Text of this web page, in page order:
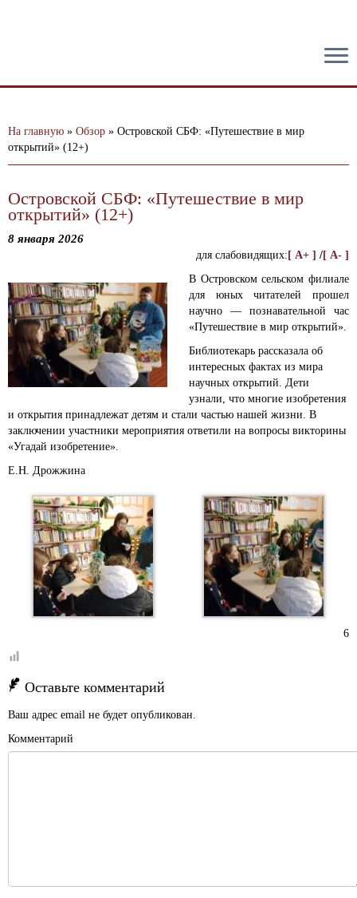
На главную » Обзор » Островской СБФ: «Путешествие в мир
открытий» (12+)
Островской СБФ: «Путешествие в мир
открытий» (12+)
8 января 2026
для слабовидящих: [ A+ ] /[ A- ]
В Островском сельском филиале
для юных читателей прошел
научно — познавательной час
«Путешествие в мир открытий».
Библиотекарь рассказала об
интересных фактах из мира
научных открытий. Дети
узнали, что многие изобретения
и открытия принадлежат детям и стали частью нашей жизни. В
заключении участники мероприятия ответили на вопросы викторины
«Угадай изобретение».
Е.Н. Дрожжина
6
Оставьте комментарий
Ваш адрес email не будет опубликован.
Комментарий